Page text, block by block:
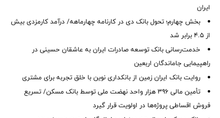
ایران
بخش چهارم؛ تحول بانک دی در کارنامه چهارماهه/ درآمد کارمزدی بیش
از ۴.۵ برابر شد
خدمت‌رسانی بانک توسعه صادرات ایران به عاشقان حسینی در
راهپیمایی جاماندگان اربعین
روایت بانک ایران زمین از بانکداری نوین با خلق تجربه برای مشتری
تأمین مالی ۳۹۶ هزار واحد نهضت ملی توسط بانک مسکن/ تسریع
فروش اقساطی پروژه‌ها در اولویت قرار گیرد